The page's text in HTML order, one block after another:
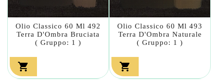
Olio Classico 60 Ml 492
Terra D'Ombra Bruciata
( Gruppo: 1 )

Olio Classico 60 Ml 493
Terra D'Ombra Naturale
( Gruppo: 1 )
